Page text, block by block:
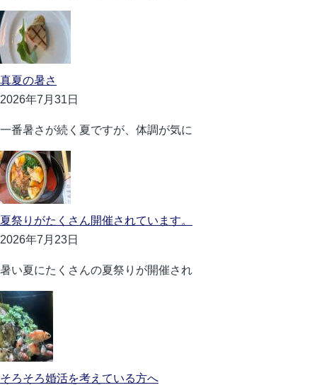
真夏の暑さ
2026年7月31日
一番暑さが続く夏ですが、体調が気に
夏祭りがたくさん開催されています。
2026年7月23日
暑い夏にたくさんの夏祭りが開催され
そろそろ婚活を考えている方へ